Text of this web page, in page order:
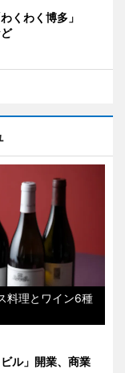
くわく博多」
料理とワイン6種
ル」開業、商業